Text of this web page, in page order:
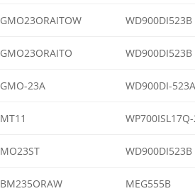
GMO23ORAITOW WD900DI523B
GMO23ORAITO WD900DI523B
GMO-23A WD900DI-523A
MT11
MO23ST WD900DI523B
BM235ORAW MEG555B